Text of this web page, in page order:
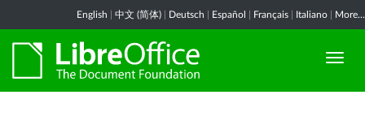
English 中文 (简体) Deutsch Español Français Italiano More...